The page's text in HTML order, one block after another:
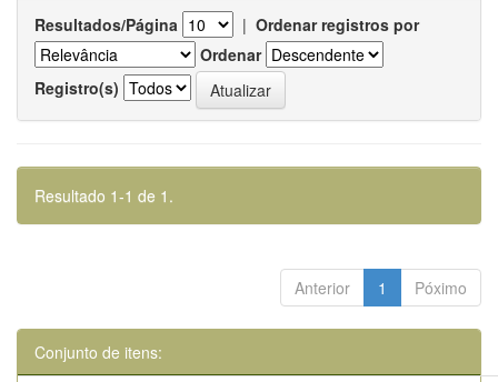
Resultados/Página | Ordenar registros por
Ordenar
Registro(s)
Resultado 1-1 de 1.
Anterior 1 Póximo
Conjunto de itens: